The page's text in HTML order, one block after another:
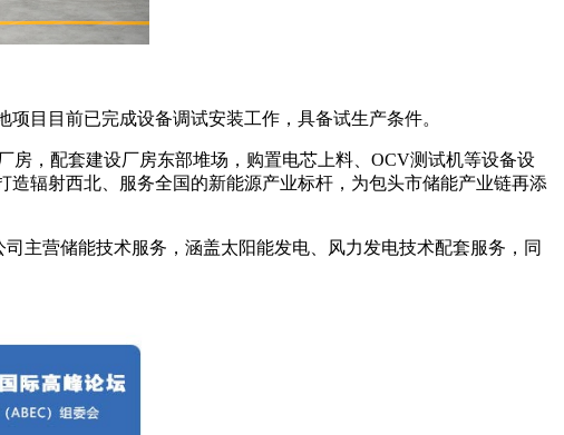
目目前已完成设备调试安装工作，具备试生产条件。
房，配套建设厂房东部堆场，购置电芯上料、OCV测试机等设备设
辐射西北、服务全国的新能源产业标杆，为包头市储能产业链再添
主营储能技术服务，涵盖太阳能发电、风力发电技术配套服务，同